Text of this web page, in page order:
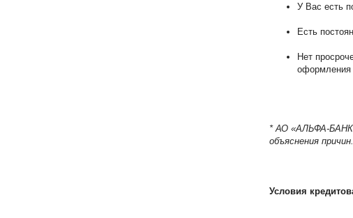
У Вас есть
Есть
Нет
оформления
* АО «АЛЬФА-
объяснения причин.
Условия